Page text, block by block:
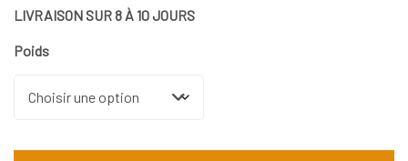
LIVRAISON SUR 8 À 10 JOURS
Poids